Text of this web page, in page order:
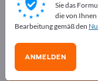
Kostenlos
Bedarfe –
Sie das
die von
Bearbeitung gemäß den
ANMELDEN